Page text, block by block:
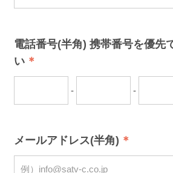
電話番号(半角) 携帯番号を優先
い
- -
メールアドレス(半角)